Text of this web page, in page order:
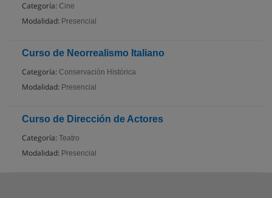
Categoría: Cine
Modalidad: Presencial
Curso de Neorrealismo Italiano
Categoría: Conservación Histórica
Modalidad: Presencial
Curso de Dirección de Actores
Categoría: Teatro
Modalidad: Presencial